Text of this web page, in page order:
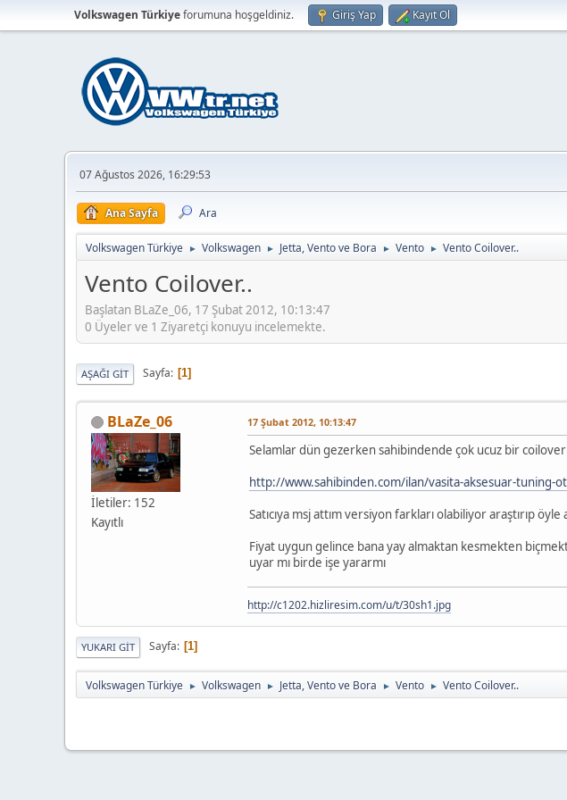
Volkswagen Türkiyeforumuna hoşgeldiniz. Giriş Yap Kayıt Ol
07 Ağustos 2026, 16:29:53
Ana Sayfa Ara
Volkswagen Türkiye ► Volkswagen ► Jetta, Vento ve Bora ► Vento ► Vento Coilover..
Vento Coilover..
Başlatan BLaZe_06, 17 Şubat 2012, 10:13:47
0 Üyeler ve 1 Ziyaretçi konuyu incelemekte.
AŞAĞI GIT Sayfa 1
BLaZe_06
İletiler: 152
Kayıtlı
17 Şubat 2012, 10:13:47
Selamlar dün gezerken sahibindende çok ucuz bir
http://www.sahibinden.com/ilan/vasita-aksesuar-tuning-
Satıcıya msj attım versiyon farkları olabiliyor araştırıp
Fiyat uygun gelince bana yay almaktan kesmekten
uyar mı birde işe yararmı
http://c1202.hizliresim.com/u/t/30sh1.jpg
YUKARI GIT Sayfa 1
Volkswagen Türkiye ► Volkswagen ► Jetta, Vento ve Bora ► Vento ► Vento Coilover..